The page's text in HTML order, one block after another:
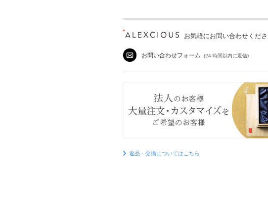
お気軽にお問い合わせくだ
お問い合わせフォーム (24 時間以内に返信)
返品・交換についてはこちら